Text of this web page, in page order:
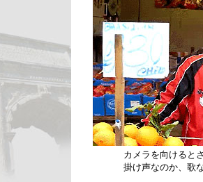
カメラを向けると
掛け声なのか、歌